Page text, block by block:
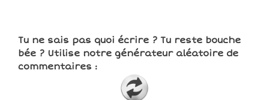
Tu ne sais pas quoi écrire ? Tu reste bouche
bée ? Utilise notre générateur aléatoire de
commentaires :